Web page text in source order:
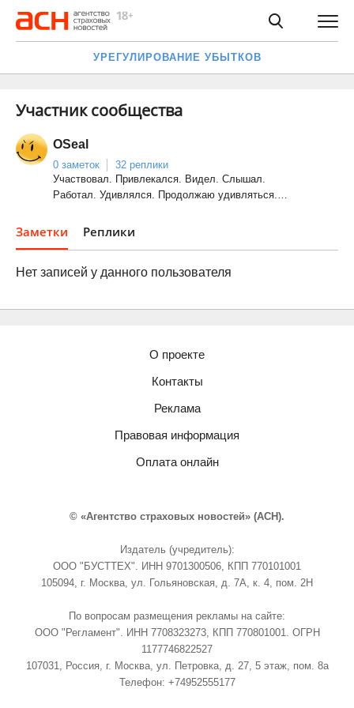
УРЕГУЛИРОВАНИЕ УБЫТКОВ
Участник сообщества
OSeal
0 заметок
32 реплики
Участвовал. Привлекался. Видел. Слышал.
Работал. Удивлялся. Продолжаю удивляться.…
Заметки Реплики
Нет записей у данного пользователя
О проекте
Контакты
Реклама
Правовая информация
Оплата онлайн
© «Агентство страховых новостей» (АСН).
Издатель (учредитель):
ООО "БУСТТЕХ". ИНН 9701300506, КПП 770101001
105094, г. Москва, ул. Гольяновская, д. 7А, к. 4, пом. 2Н
По вопросам размещения рекламы на сайте:
ООО "Регламент". ИНН 7708323273, КПП 770801001. ОГРН
1177746822527
107031, Россия, г. Москва, ул. Петровка, д. 27, 5 этаж, пом. 8а
Телефон: +74952555177